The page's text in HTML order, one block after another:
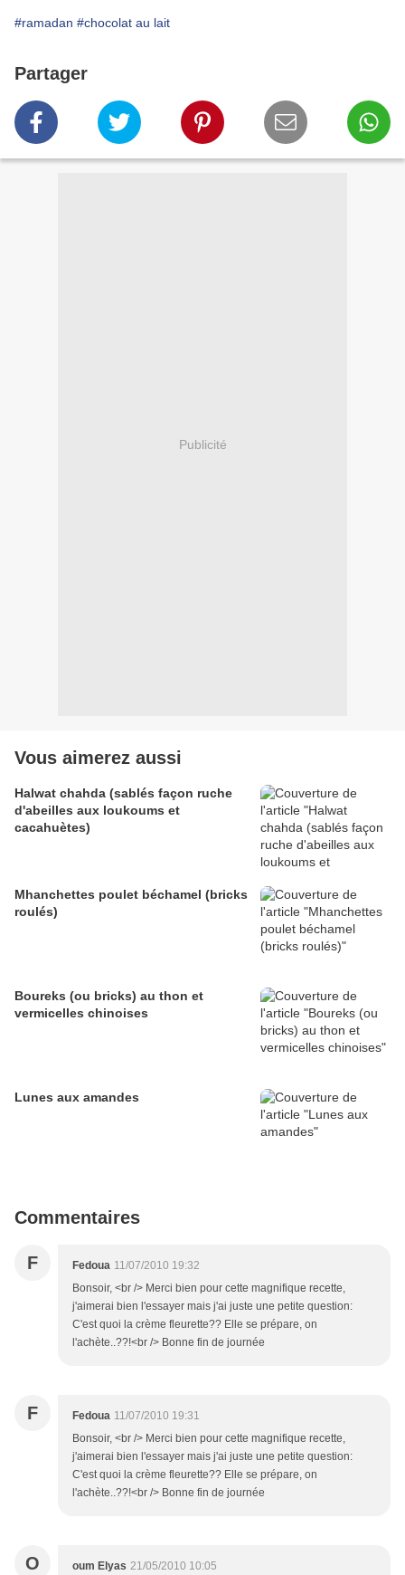
#ramadan #chocolat au lait
Partager
Publicité
Vous aimerez aussi
Halwat chahda (sablés façon ruche
d'abeilles aux loukoums et
cacahuètes)
Mhanchettes poulet béchamel (bricks
roulés)
Boureks (ou bricks) au thon et
vermicelles chinoises
Lunes aux amandes
Commentaires
F Fedoua 11/07/2010 19:32
Bonsoir, <br /> Merci bien pour cette magnifique recette,
j'aimerai bien l'essayer mais j'ai juste une petite question:
C'est quoi la crème fleurette?? Elle se prépare, on
l'achète..??!<br /> Bonne fin de journée
F Fedoua 11/07/2010 19:31
Bonsoir, <br /> Merci bien pour cette magnifique recette,
j'aimerai bien l'essayer mais j'ai juste une petite question:
C'est quoi la crème fleurette?? Elle se prépare, on
l'achète..??!<br /> Bonne fin de journée
O oum Elyas 21/05/2010 10:05